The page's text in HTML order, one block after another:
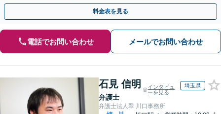
ます。在留資格の取得から労務管理まで、丁寧にご説明
料金表を見る
電話でお問い合わせ メールでお問い合わせ
石見 信明
弁護士
インタビュ
ーを見る
埼玉県
弁護士法人翠 川口事務所